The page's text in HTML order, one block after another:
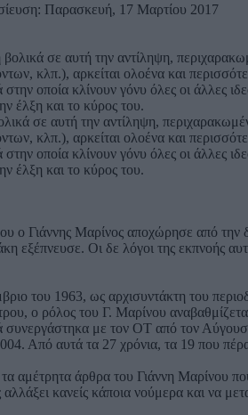
Παρασκευή, 17 Μαρτίου 2017
σε αυτή την αντίληψη,
κλπ.), αρκείται ολοένα και
οποία κλίνουν γόνυ όλες οι άλλες
έλξη και το κύρος του.
ο Γιάννης Μαρίνος αποχώρησε από
εξέπνευσε. Οι δε λόγοι της εκπνοής
του 1963, ως αρχισυντάκτη του
ο ρόλος του Γ. Μαρίνου
με τον ΟΤ από τον
Από αυτά τα 27 χρόνια, τα 19 που
αμέτρητα άρθρα του Γιάννη Μαρίνου
αλλάξει κανείς κάποια νούμερα και να